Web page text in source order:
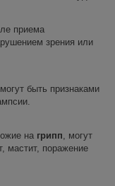
приема
зрения или
могут быть признаками
на грипп , могут
мастит, поражение